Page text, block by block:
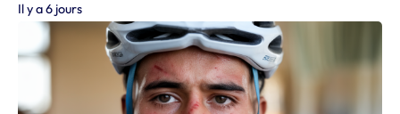
Il y a 6 jours